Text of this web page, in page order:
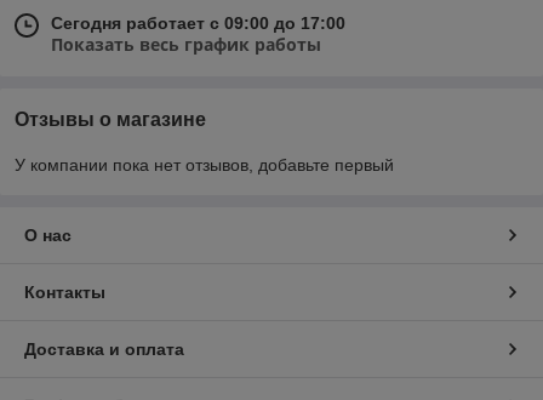
Сегодня работает с 09:00 до 17:00
Показать весь график работы
Отзывы о магазине
У компании пока нет отзывов, добавьте первый
О нас
Контакты
Доставка и оплата